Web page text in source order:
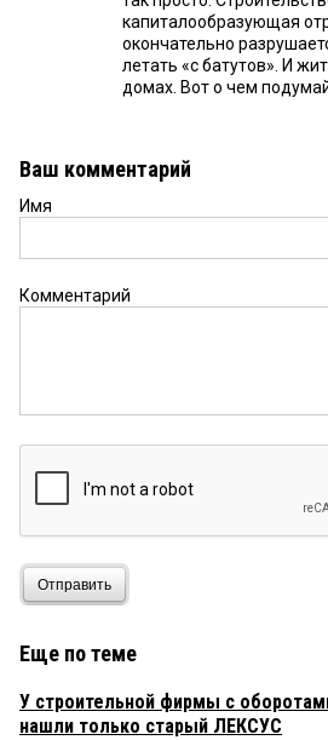
капиталообразующая
окончательно
летать «с батутов». И
домах. Вот о чем
Ваш комментарий
Имя
Комментарий
Отправить
Еще по теме
У строительной фирмы с
нашли только старый ЛЕКСУС